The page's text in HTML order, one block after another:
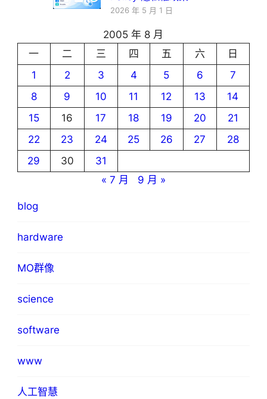
2026 年 5 月 1 日
2005 年 8 月
一
二 三 四 五 六
日
1
2 3 4 5 6
7
8
9 10 11 12 13
14
15
16 17 18 19 20
21
22
23 24 25 26 27
28
29
30
31
« 7 月
9 月 »
blog
hardware
MO群像
science
software
www
人工智慧